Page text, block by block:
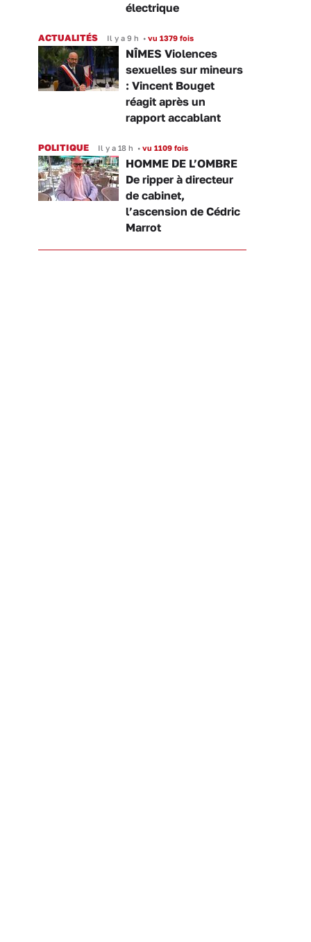
électrique
ACTUALITÉS Il y a 9 h • vu 1379 fois
NÎMES Violences
sexuelles sur mineurs
: Vincent Bouget
réagit après un
rapport accablant
POLITIQUE Il y a 18 h • vu 1109 fois
HOMME DE L’OMBRE
De ripper à directeur
de cabinet,
l’ascension de Cédric
Marrot